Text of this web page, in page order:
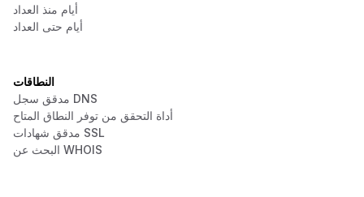
أيام منذ العداد
أيام حتى العداد
النطاقات
مدقق سجل DNS
أداة التحقق من توفر النطاق المتاح
مدقق شهادات SSL
البحث عن WHOIS